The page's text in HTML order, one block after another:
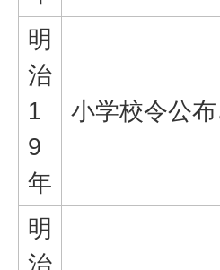
明
治
1
9
年
小学校令公布
明
治